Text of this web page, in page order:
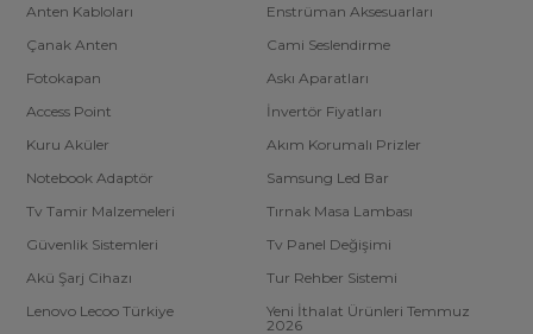
Anten Kabloları
Enstrüman Aksesuarları
Çanak Anten
Cami Seslendirme
Fotokapan
Askı Aparatları
Access Point
İnvertör Fiyatları
Kuru Aküler
Akım Korumalı Prizler
Notebook Adaptör
Samsung Led Bar
Tv Tamir Malzemeleri
Tırnak Masa Lambası
Güvenlik Sistemleri
Tv Panel Değişimi
Akü Şarj Cihazı
Tur Rehber Sistemi
Lenovo Lecoo Türkiye
Yeni İthalat Ürünleri Temmuz
2026